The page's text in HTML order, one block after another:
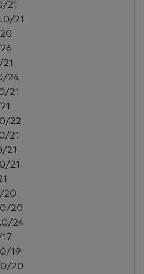
21
21
24
21
22
21
21
21
20
20
24
19
20